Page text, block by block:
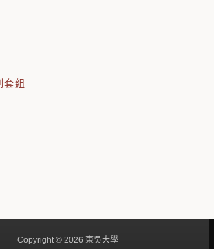
套組
Copyright © 2026 東吳大學